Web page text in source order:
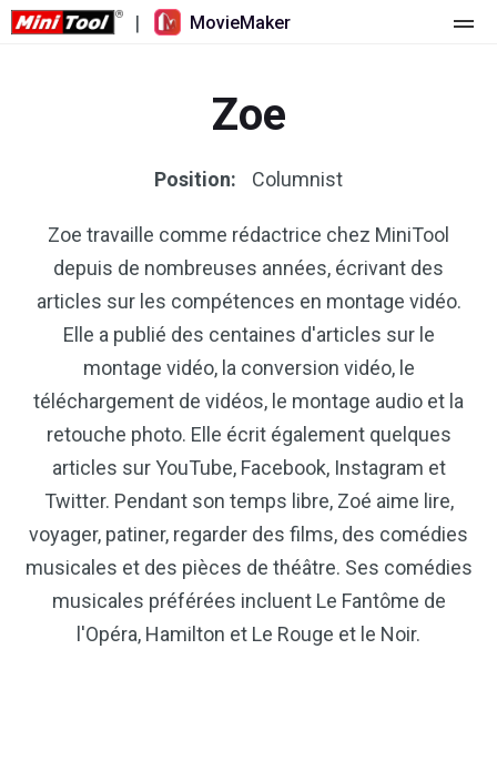
| MovieMaker
Fonctionnalités
Nouveautés
Aperçu
Montage multipiste
Rapport hauteur/largeur
Réglage de la vitesse/Inversion
Tailler/Fendre/Récolter
Effets audio
Texte/Élément visue
Effets vidéo
Ressources
Manuel de l’utilisateur
Astuces d’édition vidéo
Outils vidéo
Enregistreur d'écran
Convertisseur vidéo
Téléchargeur de vidéos en ligne
Zoe
Position: Columnist
Zoe travaille comme rédactrice chez MiniTool
depuis de nombreuses années, écrivant des
articles sur les compétences en montage vidéo.
Elle a publié des centaines d'articles sur le
montage vidéo, la conversion vidéo, le
téléchargement de vidéos, le montage audio et la
retouche photo. Elle écrit également quelques
articles sur YouTube, Facebook, Instagram et
Twitter. Pendant son temps libre, Zoé aime lire,
voyager, patiner, regarder des films, des comédies
musicales et des pièces de théâtre. Ses comédies
musicales préférées incluent Le Fantôme de
l'Opéra, Hamilton et Le Rouge et le Noir.